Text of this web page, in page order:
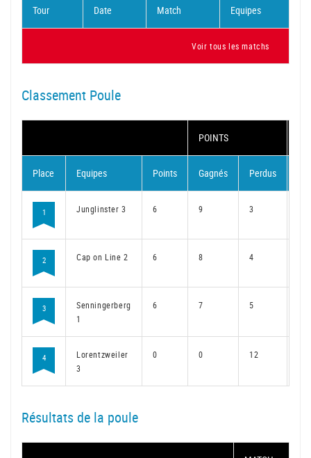
Tour Date Match Equipes
Voir tous les matchs
Classement Poule
POINTS
Place Equipes Points Gagnés Perdus
1 Junglinster 3 6 9 3
2 Cap on Line 2 6 8 4
3
Senningerberg
1
6 7 5
4
Lorentzweiler
3
0 0 12
Résultats de la poule